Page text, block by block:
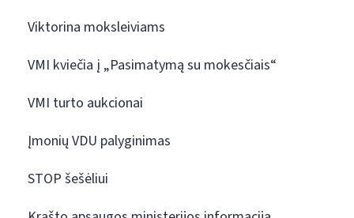
Viktorina moksleiviams
VMI kviečia į „Pasimatymą su mokesčiais“
VMI turto aukcionai
Įmonių VDU palyginimas
STOP šešėliui